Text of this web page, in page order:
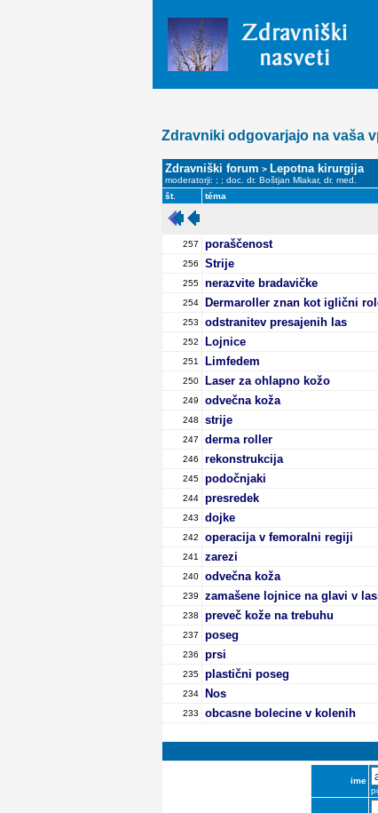
Zdravniki odgovarjajo na vaša
Zdravniški forum > Lepotna kirurgija
moderatorji: ; ; doc. dr. Boštjan Mlakar, dr. med.
št.
téma
257 poraščenost
256
Strije
255
nerazvite bradavičke
254
Dermaroller znan kot iglični
253
odstranitev presajenih las
252
Lojnice
251
Limfedem
250
Laser za ohlapno kožo
249
odvečna koža
248
strije
247
derma roller
246
rekonstrukcija
245
podočnjaki
244
presredek
243
dojke
242
operacija v femoralni regiji
241
zarezi
240
odvečna koža
239
zamašene lojnice na glavi v
238
preveč kože na trebuhu
237
poseg
236
prsi
235
plastični poseg
234
Nos
233
obcasne bolecine v kolenih
ime